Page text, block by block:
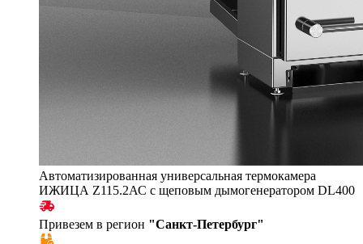
Автоматизированная универсальная термокамера
ИЖИЦА Z115.2АС с щеповым дымогенератором DL400
Привезем в регион "Санкт-Петербург"